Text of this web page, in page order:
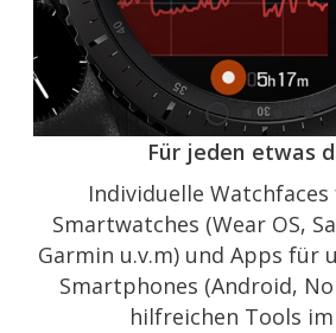
Für jeden etwas
Individuelle
Smartwatches (Wear OS,
Garmin u.v.m) und Apps für
Smartphones (Android,
hilfreichen Tools